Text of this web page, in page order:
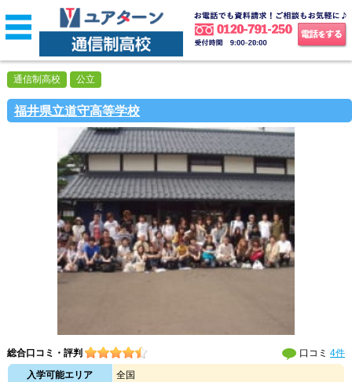
福井県立道守高等学校
通信制高校 公立
総合口コミ・評判 口コミ4件
入学可能エリア
全国